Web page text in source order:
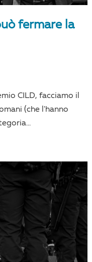
fermare la
CILD, facciamo il
(che l'hanno